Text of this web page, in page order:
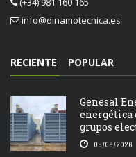
info@dinamotecnica.es
RECIENTE POPULAR
Genesal
energética
grupos
05/08/2026